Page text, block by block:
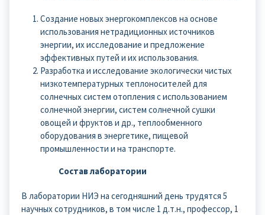
Создание новых энергокомплексов на основе
использования нетрадиционных источников
энергии, их исследование и предложение
эффективных путей и их использования.
Разработка и исследование экологически чистых
низкотемпературных теплоносителей для
солнечных систем отопления с использованием
солнечной энергии, систем солнечной сушки
овощей и фруктов и др., теплообменного
оборудования в энергетике, пищевой
промышленности и на транспорте.
Состав лаборатории
В лаборатории НИЭ на сегодняшний день трудятся 5
научных сотрудников, в том числе 1 д.т.н., профессор, 1